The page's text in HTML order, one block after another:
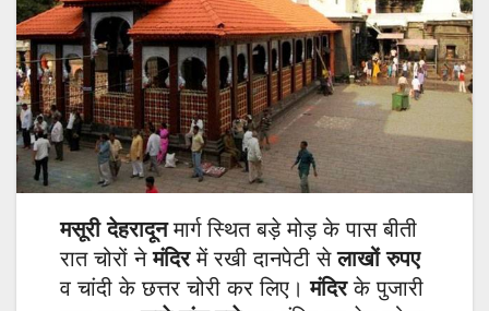
मसूरी देहरादूनमार्ग स्थित बड़े मोड़ के पास बीती
रात चोरों नेमंदिरमें रखी दानपेटी सेलाखों रुपए
व चांदी के छत्तर चोरी कर लिए।मंदिरके पुजारी